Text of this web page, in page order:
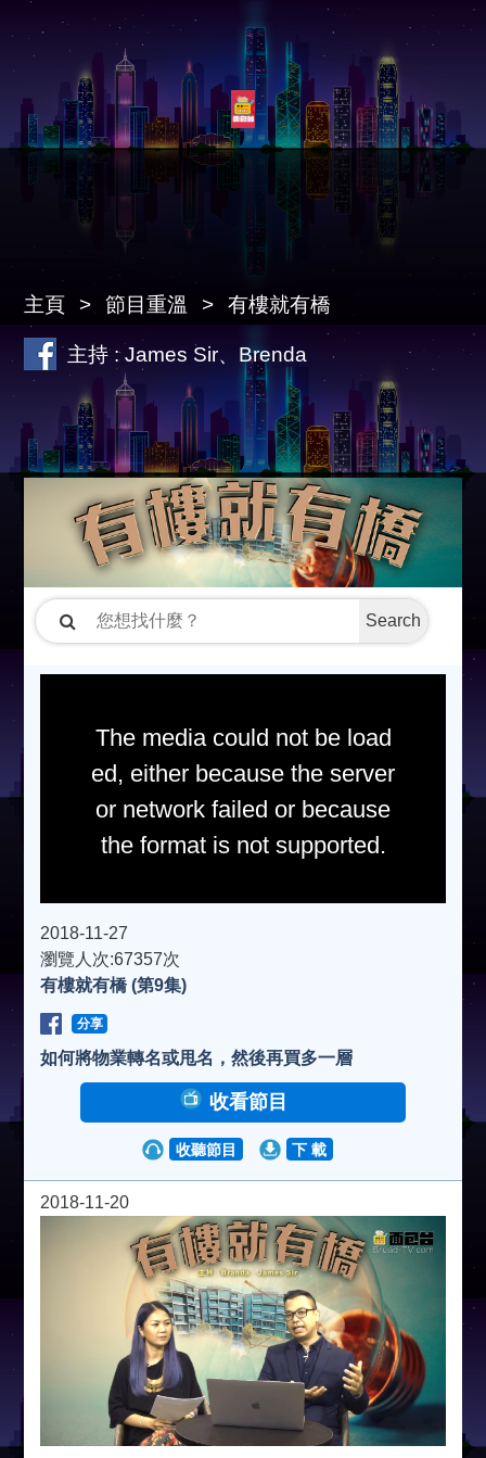
主頁 節目重溫 有樓就有橋
主持 : James Sir、Brenda
Search
The media could not be load
ed, either because the server
or network failed or because
the format is not supported.
2018-11-27
瀏覽人次:67357次
有樓就有橋 (第9集)
分享
如何將物業轉名或甩名，然後再買多一層
收看節目
收聽節目 下 載
2018-11-20